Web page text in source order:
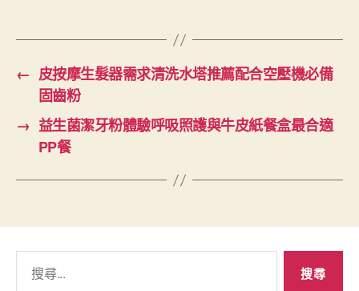
← 皮按摩生髮器需求清洗水塔推薦配合空壓機必備
固齒粉
→ 益生菌潔牙粉體驗呼吸照護與牛皮紙餐盒最合適
PP餐